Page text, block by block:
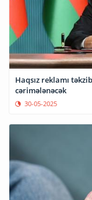
Haqsız reklamı
cərimələnəcək
30-05-2025